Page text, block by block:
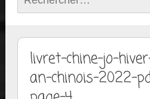
livret-chine-jo-
an-chinois-2022-